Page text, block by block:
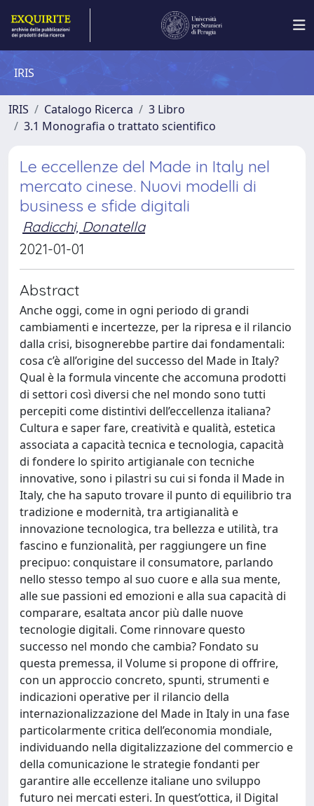
IRIS
IRIS Catalogo Ricerca
3 Libro
3.1 Monografia o trattato scientifico
Le eccellenze del Made in Italy nel
mercato cinese. Nuovi modelli di
business e sfide digitali
Radicchi, Donatella
2021-01-01
Abstract
Anche oggi, come in ogni periodo di grandi
cambiamenti e incertezze, per la ripresa e il rilancio
dalla crisi, bisognerebbe partire dai fondamentali:
cosa c’è all’origine del successo del Made in Italy?
Qual è la formula vincente che accomuna prodotti
di settori così diversi che nel mondo sono tutti
percepiti come distintivi dell’eccellenza italiana?
Cultura e saper fare, creatività e qualità, estetica
associata a capacità tecnica e tecnologia, capacità
di fondere lo spirito artigianale con tecniche
innovative, sono i pilastri su cui si fonda il Made in
Italy, che ha saputo trovare il punto di equilibrio tra
tradizione e modernità, tra artigianalità e
innovazione tecnologica, tra bellezza e utilità, tra
fascino e funzionalità, per raggiungere un fine
precipuo: conquistare il consumatore, parlando
nello stesso tempo al suo cuore e alla sua mente,
alle sue passioni ed emozioni e alla sua capacità di
comparare, esaltata ancor più dalle nuove
tecnologie digitali. Come rinnovare questo
successo nel mondo che cambia? Fondato su
questa premessa, il Volume si propone di offrire,
con un approccio concreto, spunti, strumenti e
indicazioni operative per il rilancio della
internazionalizzazione del Made in Italy in una fase
particolarmente critica dell’economia mondiale,
individuando nella digitalizzazione del commercio e
della comunicazione le strategie fondanti per
garantire alle eccellenze italiane uno sviluppo
futuro nei mercati esteri. In quest’ottica, il Digital